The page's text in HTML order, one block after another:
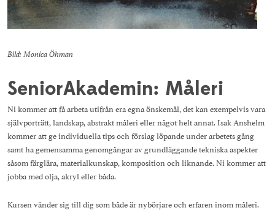
Bild: Monica Öhman
SeniorAkademin: Måleri
Ni kommer att få arbeta utifrån era egna önskemål, det kan exempelvis vara
självporträtt, landskap, abstrakt måleri eller något helt annat. Isak Anshelm
kommer att ge individuella tips och förslag löpande under arbetets gång
samt ha gemensamma genomgångar av grundläggande tekniska aspekter
såsom färglära, materialkunskap, komposition och liknande. Ni kommer att
jobba med olja, akryl eller båda.
Kursen vänder sig till dig som både är nybörjare och erfaren inom måleri.